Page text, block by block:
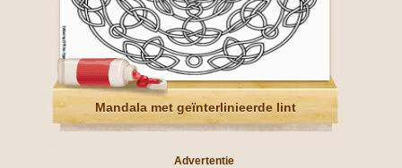
Mandala met geïnterlinieerde lint
Advertentie